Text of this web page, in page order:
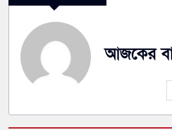
আজকের